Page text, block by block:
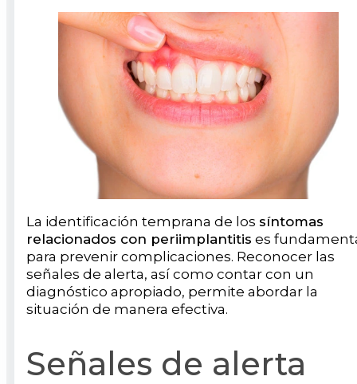
La identificación temprana de los síntomas
relacionados con periimplantitis es
para prevenir complicaciones. Reconocer las
señales de alerta, así como contar con un
diagnóstico apropiado, permite abordar la
situación de manera efectiva.
Señales de alerta